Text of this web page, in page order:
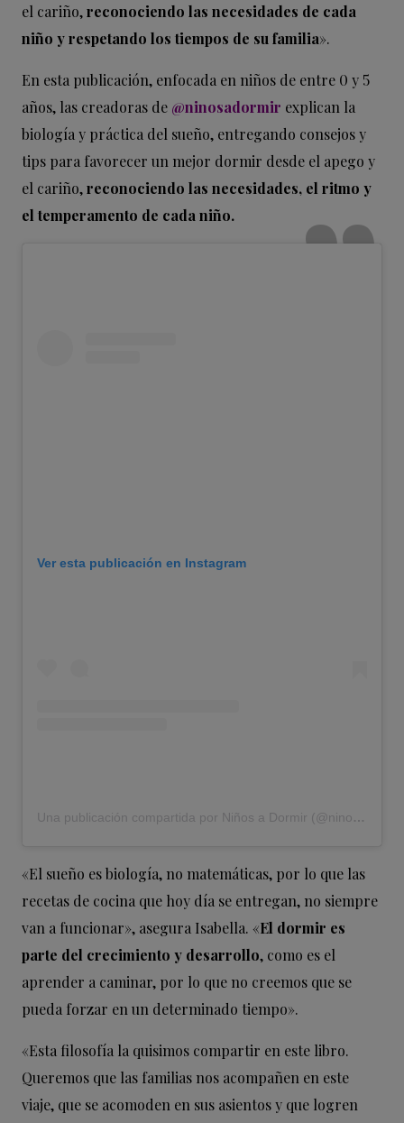
el cariño,reconociendo las necesidades de cada
niño y respetando los tiempos de su familia».
En esta publicación, enfocada en niños de entre 0 y 5
años, las creadoras de @ninosadormir explican la
biología y práctica del sueño, entregando consejos y
tips para favorecer un mejor dormir desde el apego y
el cariño,reconociendo las necesidades, el ritmo y
el temperamento de cada niño.
Ver esta publicación en Instagram
Una publicación compartida por Niños a Dormir (@ninosadormir)
«El sueño es biología, no matemáticas, por lo que las
recetas de cocina que hoy día se entregan, no siempre
van a funcionar», asegura Isabella. «El dormir es
parte del crecimiento y desarrollo, como es el
aprender a caminar, por lo que no creemos que se
pueda forzar en un determinado tiempo».
«Esta filosofía la quisimos compartir en este libro.
Queremos que las familias nos acompañen en este
viaje, que se acomoden en sus asientos y que logren